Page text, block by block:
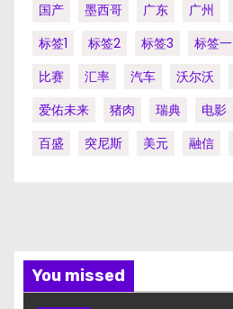
国产
墨西哥 广东 广州
标签1
标签2 标签3 标签一
比赛
汇率 汽车 沃尔沃
爱佑未来
猪肉 瑞典 电影
百盛
突尼斯 美元 融信
You missed